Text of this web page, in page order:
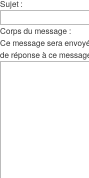
Sujet :
Corps du message :
Ce message sera
de réponse à ce